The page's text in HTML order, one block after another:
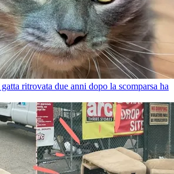
ritrovata due anni dopo la scomparsa ha